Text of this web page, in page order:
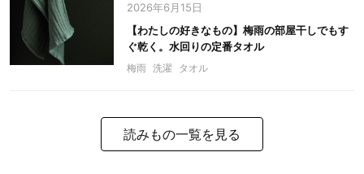
2026年6月15日
【わたしの好きなもの】梅雨の部屋干しでもす
ぐ乾く。水回りの定番タオル
梅雨 洗濯 タオル
読みもの一覧を見る